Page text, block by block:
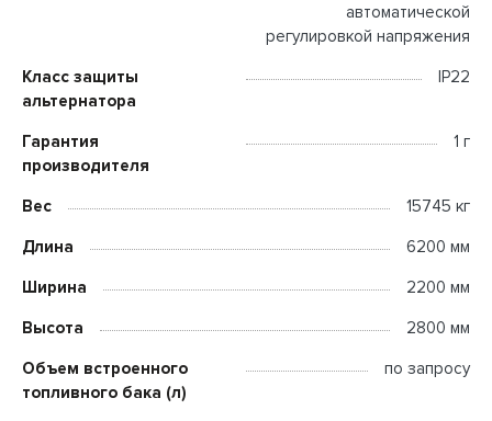
автоматической
регулировкой напряжения
Класс защиты
альтернатора
IP22
Гарантия
производителя
1 г
Вес 15745 кг
Длина 6200 мм
Ширина 2200 мм
Высота 2800 мм
Объем встроенного
топливного бака (л)
по запросу